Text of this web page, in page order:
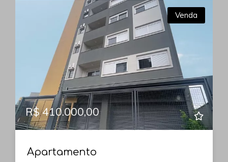
Venda
R$ 410.000,00
Apartamento